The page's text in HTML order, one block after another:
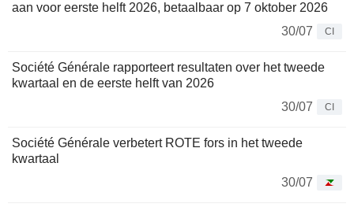
aan voor eerste helft 2026, betaalbaar op 7 oktober 2026
30/07
CI
Société Générale rapporteert resultaten over het tweede
kwartaal en de eerste helft van 2026
30/07
CI
Société Générale verbetert ROTE fors in het tweede
kwartaal
30/07